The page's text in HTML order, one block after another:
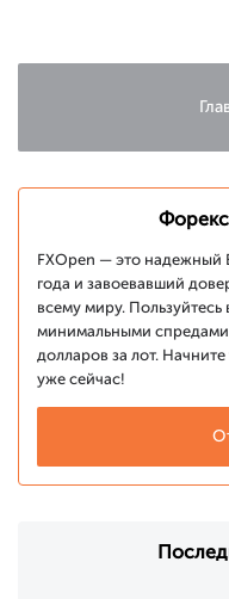
FXOpen — это надежный
года и завоевавший
всему миру.
минимальными спредами
долларов за лот.
уже сейчас!